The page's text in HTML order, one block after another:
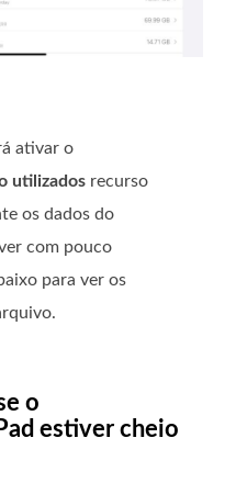
ativar o
utilizados recurso
os dados do
com pouco
para ver os
o
estiver cheio